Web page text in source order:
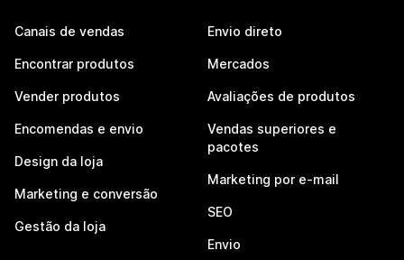
Canais de vendas
Encontrar produtos
Vender produtos
Encomendas e envio
Design da loja
Marketing e conversão
Gestão da loja
Envio direto
Mercados
Avaliações de produtos
Vendas superiores e
pacotes
Marketing por e-mail
SEO
Envio